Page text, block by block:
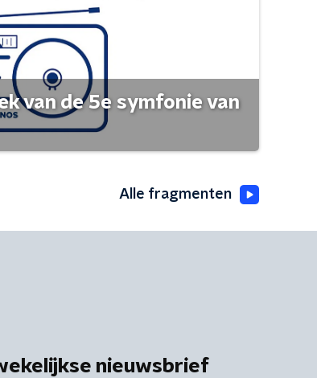
van de 5e symfonie van
Alle fragmenten
nieuwsbrief